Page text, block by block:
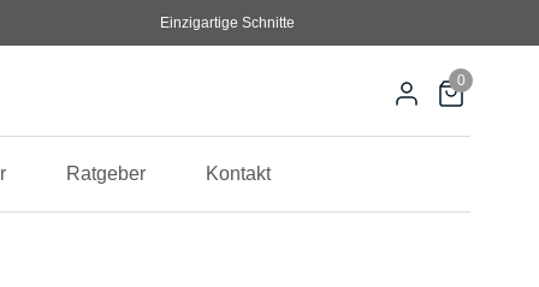
Einzigartige Schnitte
Ratgeber Kontakt
0